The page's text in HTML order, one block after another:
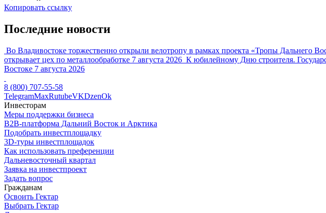
Копировать ссылку
Последние новости
Во Владивостоке торжественно открыли велотропу в рамках проекта «Тропы Дальнего
открывает цех по металлообработке 7 августа 2026 К юбилейному Дню строителя.
Востоке 7 августа 2026
8 (800) 707-55-58
TelegramMaxRutubeVKDzenOk
Инвесторам
Меры поддержки бизнеса
B2B-платформа Дальний Восток и Арктика
Подобрать инвестплощадку
3D-туры инвестплощадок
Как использовать преференции
Дальневосточный квартал
Заявка на инвестпроект
Задать вопрос
Гражданам
Освоить Гектар
Выбрать Гектар